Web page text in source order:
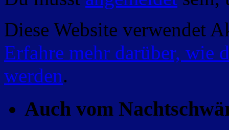
Diese Website verwendet
Erfahre mehr darüber, wie
werden.
Auch vom